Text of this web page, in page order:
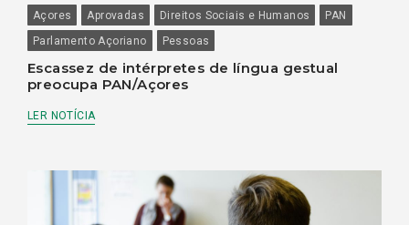
Açores Aprovadas Direitos Sociais e Humanos
PAN
Parlamento Açoriano
Pessoas
Escassez de intérpretes de língua gestual
preocupa PAN/Açores
LER NOTÍCIA